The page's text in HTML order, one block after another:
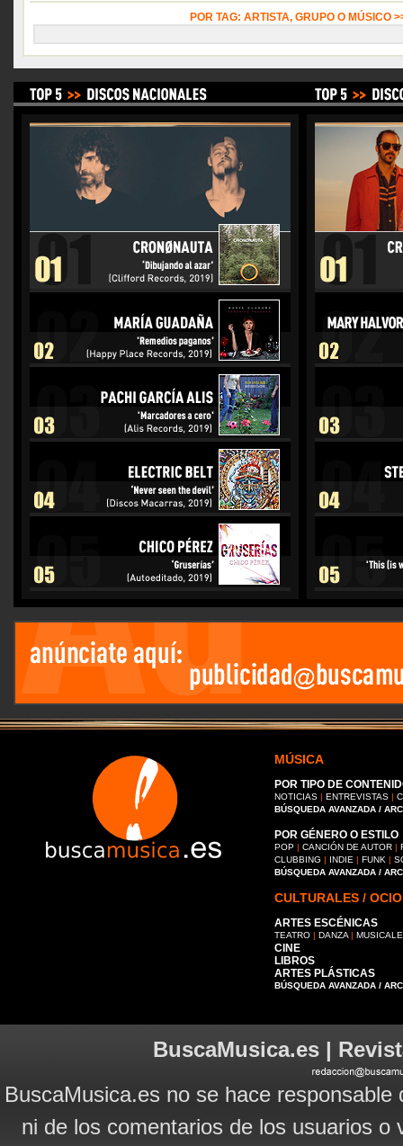
POR TAG: ARTISTA, GRUPO O MÚSICO
MÚSICA
POR TIPO DE
NOTICIAS | ENTREVISTAS |
BÚSQUEDA AVANZADA /
POR GÉNERO O ESTILO
POP | CANCIÓN DE AUTOR |
CLUBBING | INDIE | FUNK |
BÚSQUEDA AVANZADA /
CULTURALES / OCIO
ARTES ESCÉNICAS
TEATRO | DANZA |
CINE
LIBROS
ARTES PLÁSTICAS
BÚSQUEDA AVANZADA /
BuscaMusica.es |
BuscaMusica.es no se hace
ni de los comentarios de los usuarios